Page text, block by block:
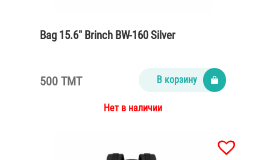
Bag 15.6″ Brinch BW-160 Silver
500 TMT В корзину
Нет в наличии